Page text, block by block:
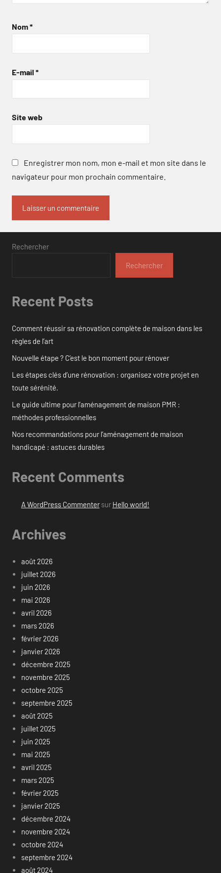
Nom*
E-mail *
Site web
Enregistrer mon nom, mon e-mail et mon site dans le
navigateur pour mon prochain commentaire.
Rechercher
Rechercher
Recent Posts
Comment réussir sa rénovation complète de maison dans les
règles de l’art
Nouvelle étape ? C’est le bon moment pour rénover
Les étapes clés d’une rénovation : organisez votre projet en
toute sérénité.
Le guide ultime pour l’aménagement de maison PMR :
méthodes professionnelles
Nos recommandations pour l’aménagement de maison
handicapé : astuces durables
Recent Comments
A WordPress Commentersur Hello world!
Archives
août 2026
juillet 2026
juin 2026
mai 2026
avril 2026
mars 2026
février 2026
janvier 2026
décembre 2025
novembre 2025
octobre 2025
septembre 2025
août 2025
juillet 2025
juin 2025
mai 2025
avril 2025
mars 2025
février 2025
janvier 2025
décembre 2024
novembre 2024
octobre 2024
septembre 2024
août 2024